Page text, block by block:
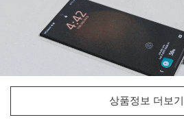
상품정보 더보기